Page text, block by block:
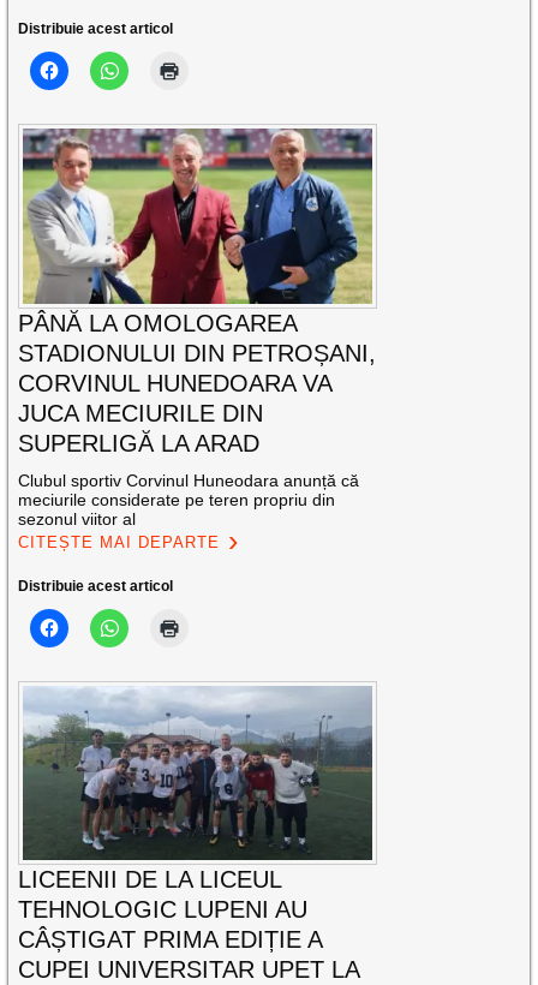
Distribuie acest articol
PÂNĂ LA OMOLOGAREA
STADIONULUI DIN PETROȘANI,
CORVINUL HUNEDOARA VA
JUCA MECIURILE DIN
SUPERLIGĂ LA ARAD
Clubul sportiv Corvinul Huneodara anunță că
meciurile considerate pe teren propriu din
sezonul viitor al
CITEȘTE MAI DEPARTE
Distribuie acest articol
LICEENII DE LA LICEUL
TEHNOLOGIC LUPENI AU
CÂȘTIGAT PRIMA EDIȚIE A
CUPEI UNIVERSITAR UPET LA